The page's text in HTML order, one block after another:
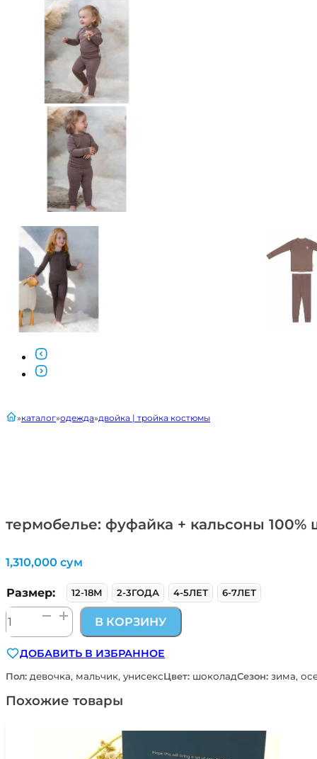
термобелье: фуфайка + кальсоны
главнаякаталог одежда двойка | тройка костюмы
1,310,000 сум
Размер: 12-18М 2-3ГОДА 4-5ЛЕТ 6-7ЛЕТ
Количество
товара
фуфайка
+
кальсоны
100%
В КОРЗИНУ
ДОБАВИТЬ В ИЗБРАННОЕ
Пол: девочка, мальчик, унисексЦвет: шоколадСезон: зима,
Похожие товары